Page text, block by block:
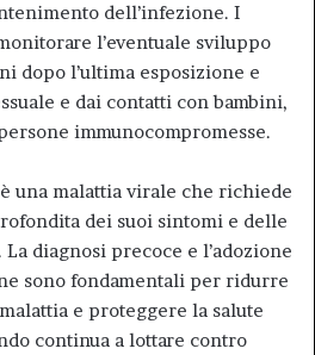
dell’infezione. I
l’eventuale sviluppo
dopo l’ultima esposizione e
e dai contatti con bambini,
immunocompromesse.
una malattia virale che richiede
dei suoi sintomi e delle
diagnosi precoce e l’adozione
sono fondamentali per ridurre
e proteggere la salute
continua a lottare contro